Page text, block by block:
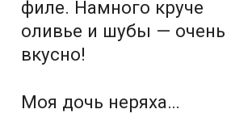
филе. Намного круче
оливье и шубы — очень
вкусно!
Моя дочь неряха…